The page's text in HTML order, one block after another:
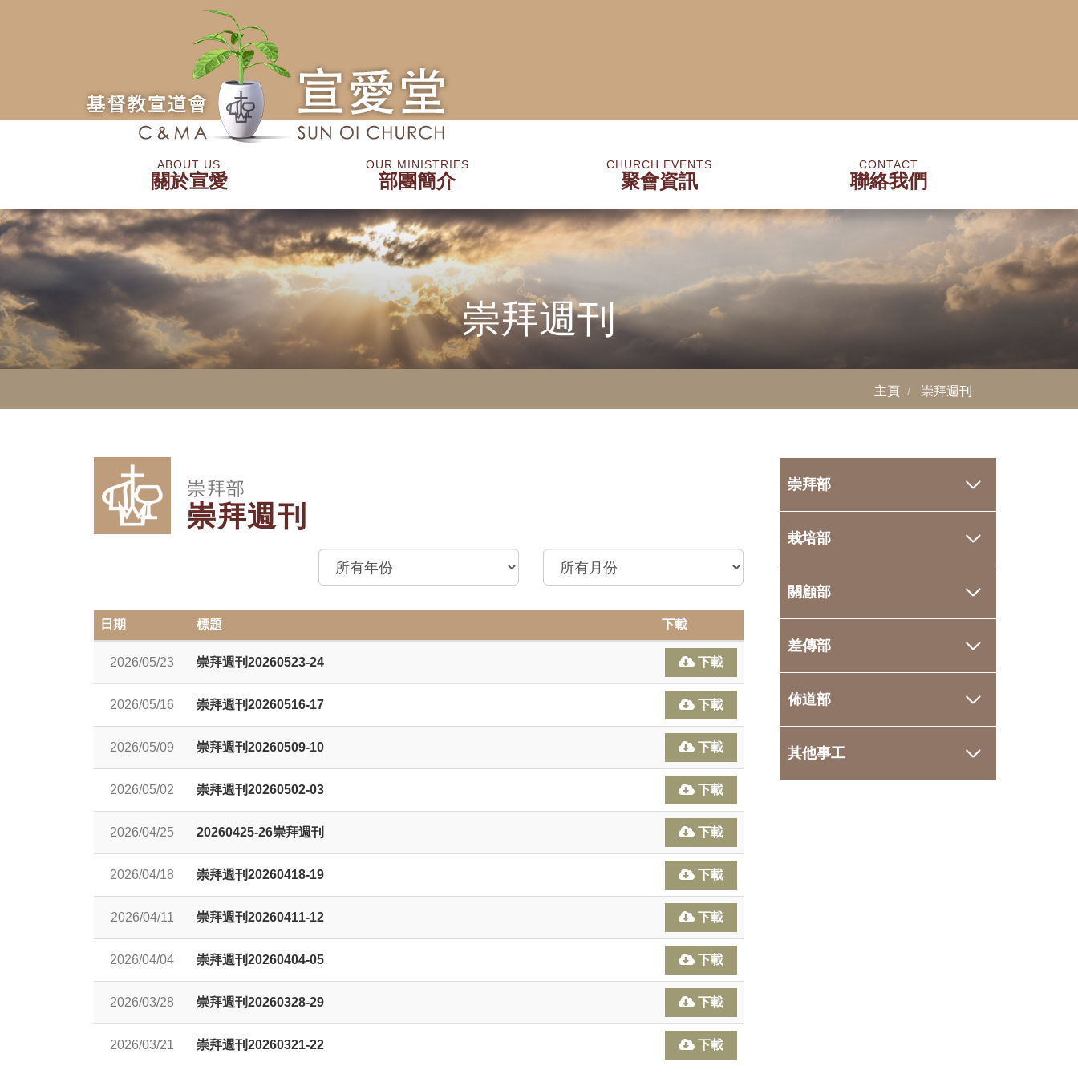
會
宣
關於宣愛
ABOUT US
認識宣愛
信仰立場
同工團隊
部團簡介
OUR MINISTRIES
培育團
事工部
其他 植堂
圖書閣
網上資源
聚會資訊
CHURCH EVENTS
聚會時間
最新活動/消息
崇拜資訊
祈禱事項
祈禱會
聯絡我們
CONTACT
崇拜週刊
主頁 崇拜週刊
崇拜部
栽培部
關顧部
差傳部
佈道部
其他事工
崇拜部
崇拜週刊
日期 標題 下載
2026/05/23 崇拜週刊20260523-24 下載
2026/05/16 崇拜週刊20260516-17 下載
2026/05/09 崇拜週刊20260509-10 下載
2026/05/02 崇拜週刊20260502-03 下載
2026/04/25 20260425-26崇拜週刊 下載
2026/04/18 崇拜週刊20260418-19 下載
2026/04/11 崇拜週刊20260411-12 下載
2026/04/04 崇拜週刊20260404-05 下載
2026/03/28 崇拜週刊20260328-29 下載
2026/03/21 崇拜週刊20260321-22 下載